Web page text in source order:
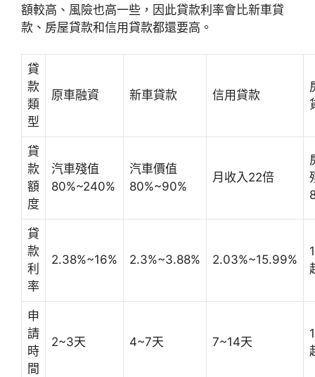
額較高、風險也高一些，因此貸款利率會比新車貸
款、房屋貸款和信用貸款都還要高。
貸
款
類
型
原車融資 新車貸款 信用貸款
貸
款
額
度
汽車殘值
80%~240%
汽車價值
80%~90%
月收入22倍
貸
款
利
率
2.38%~16% 2.3%~3.88% 2.03%~15.99%
申
請
時
間
2~3天 4~7天 7~14天